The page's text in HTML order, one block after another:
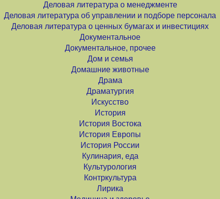
Деловая литература о менеджменте
Деловая литература об управлении и подборе персонала
Деловая литература о ценных бумагах и инвестициях
Документальное
Документальное, прочее
Дом и семья
Домашние животные
Драма
Драматургия
Искусство
История
История Востока
История Европы
История России
Кулинария, еда
Культурология
Контркультура
Лирика